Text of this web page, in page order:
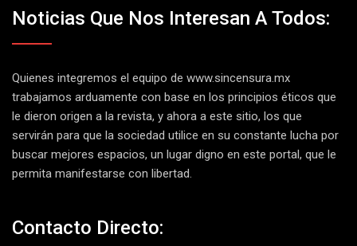
Noticias Que Nos Interesan A Todos:
Quienes integremos el equipo de www.sincensura.mx
trabajamos arduamente con base en los principios éticos que
le dieron origen a la revista, y ahora a este sitio, los que
servirán para que la sociedad utilice en su constante lucha por
buscar mejores espacios, un lugar digno en este portal, que le
permita manifestarse con libertad.
Contacto Directo: